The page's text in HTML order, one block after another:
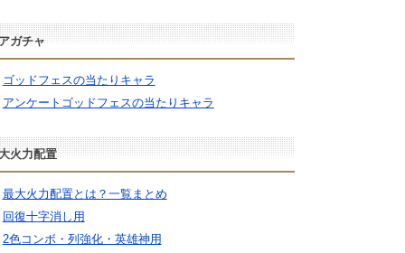
ガチャ
ゴッドフェスの当たりキャラ
アンケートゴッドフェスの当たりキャラ
火力配置
最大火力配置とは？一覧まとめ
回復十字消し用
2色コンボ・列強化・英雄神用